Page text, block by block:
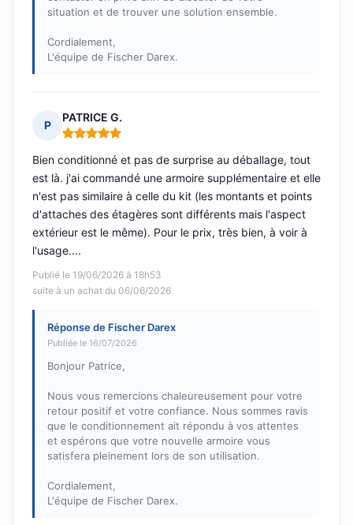
situation et de trouver une solution ensemble.
Cordialement,
L'équipe de Fischer Darex.
P
PATRICE G.
Note : 5 sur 5
Publié le 19/06/2026 à 18h53
suite à un achat du 06/06/2026
Bien conditionné et pas de surprise au déballage, tout
est là. j'ai commandé une armoire supplémentaire et elle
n'est pas similaire à celle du kit (les montants et points
d'attaches des étagères sont différents mais l'aspect
extérieur est le même). Pour le prix, très bien, à voir à
l'usage....
Réponse de Fischer Darex
Publiée le 16/07/2026
Bonjour Patrice,
Nous vous remercions chaleureusement pour votre
retour positif et votre confiance. Nous sommes ravis
que le conditionnement ait répondu à vos attentes
et espérons que votre nouvelle armoire vous
satisfera pleinement lors de son utilisation.
Cordialement,
L'équipe de Fischer Darex.